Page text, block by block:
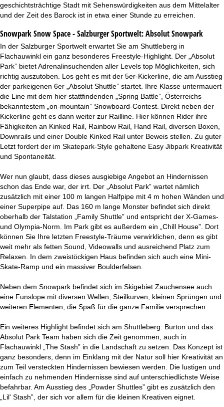
geschichtsträchtige Stadt mit Sehenswürdigkeiten aus dem Mittelalter
und der Zeit des Barock ist in etwa einer Stunde zu erreichen.
Snowpark Snow Space - Salzburger Sportwelt:Absolut Snowpark
In der Salzburger Sportwelt erwartet Sie am Shuttleberg in
Flachauwinkl ein ganz besonderes Freestyle-Highlight. Der „Absolut
Park” bietet Adrenalinsuchenden aller Levels top Möglichkeiten, sich
richtig auszutoben. Los geht es mit der 5er-Kickerline, die am Ausstieg
der parkeigenen 6er „Absolut Shuttle” startet. Ihre Klasse untermauert
die Line mit dem hier stattfindenden „Spring Battle”, Österreichs
bekanntestem „on-mountain” Snowboard-Contest. Direkt neben der
Kickerline geht es dann weiter zur Railline. Hier können Rider ihre
Fähigkeiten an Kinked Rail, Rainbow Rail, Hand Rail, diversen Boxen,
Downrails und einer Double Kinked Rail unter Beweis stellen. Zu guter
Letzt fordert der im Skatepark-Style gehaltene Easy Jibpark Kreativität
und Spontaneität.
Wer nun glaubt, dass dieses ausgiebige Angebot an Hindernissen
schon das Ende war, der irrt. Der „Absolut Park” wartet nämlich
zusätzlich mit einer 100 m langen Halfpipe mit 4 m hohen Wänden und
einer Superpipe auf. Das 160 m lange Monster befindet sich direkt
oberhalb der Talstation „Family Shuttle” und entspricht der X-Games-
und Olympia-Norm. Im Park gibt es außerdem ein „Chill House”. Dort
können Sie Ihre letzten Freestyle-Träume verwirklichen, denn es gibt
weit mehr als fetten Sound, Videowalls und ausreichend Platz zum
Relaxen. In dem zweistöckigen Haus befinden sich auch eine Mini-
Skate-Ramp und ein massiver Boulderfelsen.
Neben dem Snowpark befindet sich im Skigebiet Zauchensee auch
eine Funslope mit diversen Wellen, Steilkurven, kleinen Sprüngen und
weiteren Elementen, die Spaß für die ganze Familie versprechen.
Ein weiteres Highlight befindet sich am Shuttleberg: Burton und das
Absolut Park Team haben sich die Zeit genommen, auch in
Flachauwinkl „The Stash” in die Landschaft zu setzen. Das Konzept ist
ganz besonders, denn im Einklang mit der Natur soll hier Kreativität an
zum Teil versteckten Hindernissen bewiesen werden. Die lustigen und
einfach zu nehmenden Hindernisse sind auf unterschiedlichste Weise
befahrbar. Am Ausstieg des „Powder Shuttles” gibt es zusätzlich den
„Lil' Stash”, der sich vor allem für die kleinen Kreativen eignet.